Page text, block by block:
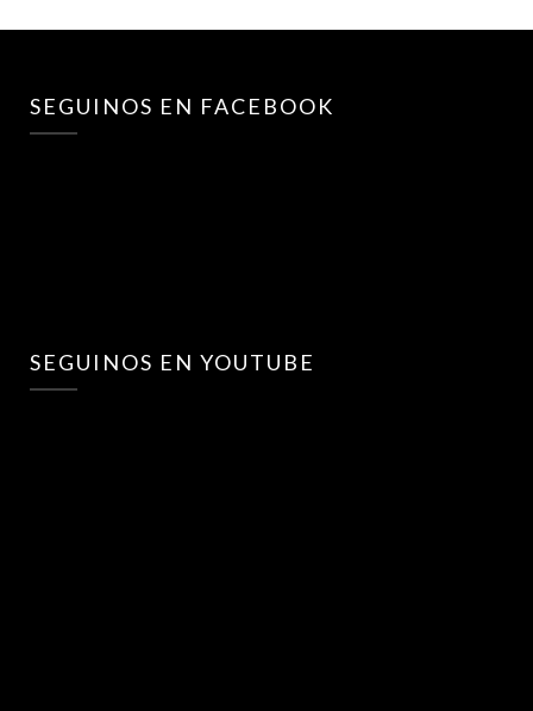
SEGUINOS EN FACEBOOK
SEGUINOS EN YOUTUBE